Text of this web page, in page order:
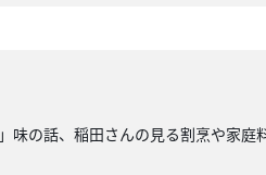
味の話、稲田さんの見る割烹や家庭